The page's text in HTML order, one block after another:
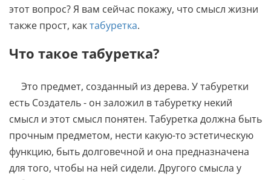
этот вопрос? Я вам сейчас покажу, что смысл жизни
также прост, кактабуретка.
Что такое табуретка?
Это предмет, созданный из дерева. У табуретки
есть Создатель - он заложил в табуретку некий
смысл и этот смысл понятен. Табуретка должна быть
прочным предметом, нести какую-то эстетическую
функцию, быть долговечной и она предназначена
для того, чтобы на ней сидели. Другого смысла у